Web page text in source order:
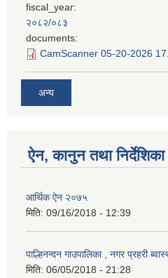
fiscal_year:
२०८२/०८३
documents:
CamScanner 05-20-2026
अन्य
ऐन, कानुन तथा निर्देशिका
आर्थिक ऐन २०७५
मिति: 09/16/2018 - 12:39
पाल्हिनन्दन गाउपालिका , नगर प्रहरी
मिति: 06/05/2018 - 21:28